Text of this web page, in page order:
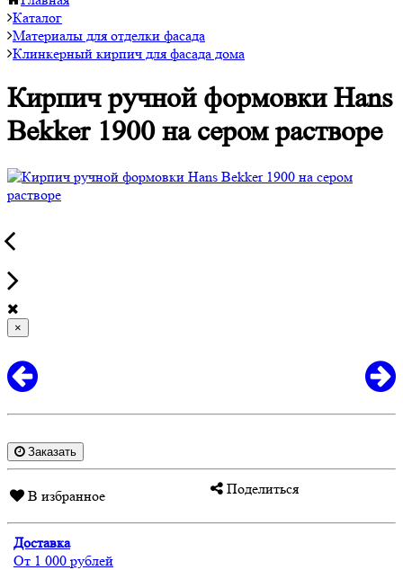
Каталог
Материалы для отделки фасада
Клинкерный кирпич для фасада дома
Кирпич ручной формовки Hans
Bekker 1900 на сером растворе
×
Заказать
В избранное Поделиться
Доставка
От 1 000 рублей